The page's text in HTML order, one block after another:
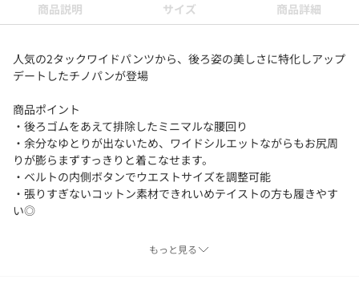
商品説明 サイズ 商品詳細
人気の2タックワイドパンツから、後ろ姿の美しさに特化しアップ
デートしたチノパンが登場
商品ポイント
・後ろゴムをあえて排除したミニマルな腰回り
・余分なゆとりが出ないため、ワイドシルエットながらもお尻周
りが膨らまずすっきりと着こなせます。
・ベルトの内側ボタンでウエストサイズを調整可能
・張りすぎないコットン素材できれいめテイストの方も履きやす
い◎
もっと見る